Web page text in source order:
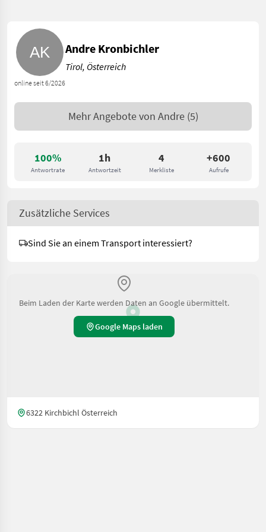
100%
Antwortrate
1h
Antwortzeit
4
Merkliste
+600
Aufrufe
online seit 6/2026
Andre Kronbichler
Tirol, Österreich
Mehr Angebote von Andre (5)
Zusätzliche Services
Sind Sie an einem Transport interessiert?
Beim Laden der Karte werden Daten an Google übermittelt.
Google Maps laden
6322 Kirchbichl Österreich